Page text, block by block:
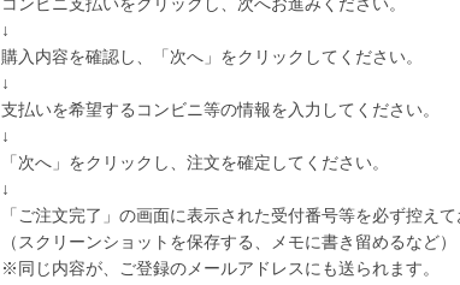
↓
購入内容を確認し、「次へ」をクリックしてください。
↓
支払いを希望するコンビニ等の情報を入力してください。
↓
「次へ」をクリックし、注文を確定してください。
↓
「ご注文完了」の画面に表示された受付番号等を必ず控えて
（スクリーンショットを保存する、メモに書き留めるなど）
※同じ内容が、ご登録のメールアドレスにも送られます。